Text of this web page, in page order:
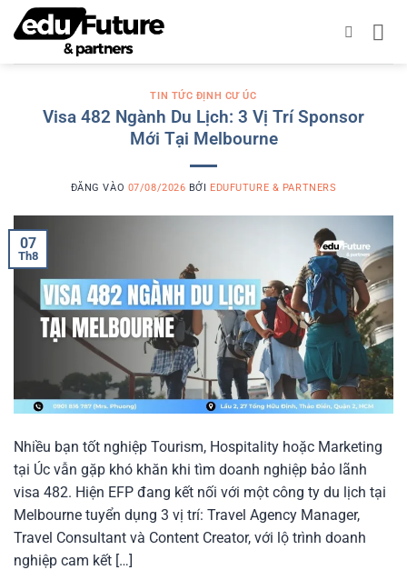
qua
TIN TỨC ĐỊNH CƯ ÚC
Visa 482 Ngành Du Lịch: 3 Vị Trí Sponsor
Mới Tại Melbourne
ĐĂNG VÀO 07/08/2026 BỞI EDUFUTURE & PARTNERS
07
Th8
Nhiều bạn tốt nghiệp Tourism, Hospitality hoặc Marketing
tại Úc vẫn gặp khó khăn khi tìm doanh nghiệp bảo lãnh
visa 482. Hiện EFP đang kết nối với một công ty du lịch tại
Melbourne tuyển dụng 3 vị trí: Travel Agency Manager,
Travel Consultant và Content Creator, với lộ trình doanh
nghiệp cam kết […]